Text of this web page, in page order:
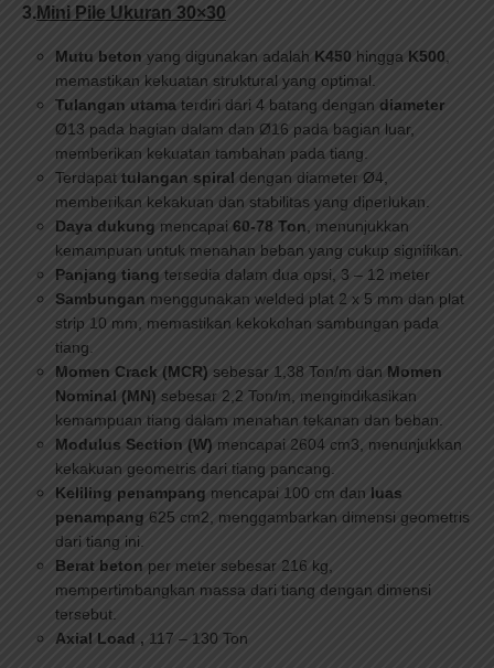
3.Mini Pile Ukuran 30×30
Mutu beton yang digunakan adalah K450 hingga K500,
memastikan kekuatan struktural yang optimal.
Tulangan utama terdiri dari 4 batang dengan diameter
Ø13 pada bagian dalam dan Ø16 pada bagian luar,
memberikan kekuatan tambahan pada tiang.
Terdapat tulangan spiral dengan diameter Ø4,
memberikan kekakuan dan stabilitas yang diperlukan.
Daya dukung mencapai 60-78 Ton, menunjukkan
kemampuan untuk menahan beban yang cukup signifikan.
Panjang tiang tersedia dalam dua opsi, 3 – 12 meter
Sambungan menggunakan welded plat 2 x 5 mm dan plat
strip 10 mm, memastikan kekokohan sambungan pada
tiang.
Momen Crack (MCR) sebesar 1,38 Ton/m dan Momen
Nominal (MN) sebesar 2,2 Ton/m, mengindikasikan
kemampuan tiang dalam menahan tekanan dan beban.
Modulus Section (W) mencapai 2604 cm3, menunjukkan
kekakuan geometris dari tiang pancang.
Keliling penampang mencapai 100 cm dan luas
penampang 625 cm2, menggambarkan dimensi geometris
dari tiang ini.
Berat beton per meter sebesar 216 kg,
mempertimbangkan massa dari tiang dengan dimensi
tersebut.
Axial Load , 117 – 130 Ton